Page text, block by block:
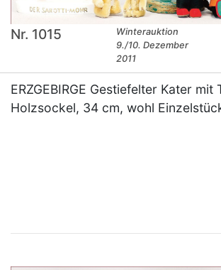
Nr. 1015
Winterauktion
9./10. Dezember
2011
ERZGEBIRGE Gestiefelter Kater mit
Holzsockel, 34 cm, wohl